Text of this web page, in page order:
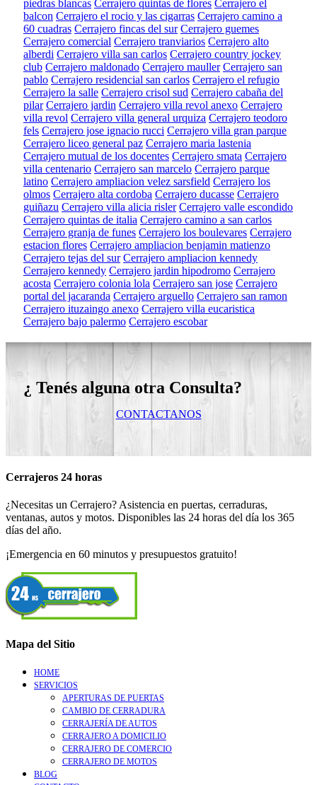
piedras blancas Cerrajero quintas de flores Cerrajero el
balcon Cerrajero el rocio y las cigarras Cerrajero camino a
60 cuadras Cerrajero fincas del sur Cerrajero guemes
Cerrajero comercial Cerrajero tranviarios Cerrajero alto
alberdi Cerrajero villa san carlos Cerrajero country jockey
club Cerrajero maldonado Cerrajero mauller Cerrajero san
pablo Cerrajero residencial san carlos Cerrajero el refugio
Cerrajero la salle Cerrajero crisol sud Cerrajero cabaña del
pilar Cerrajero jardin Cerrajero villa revol anexo Cerrajero
villa revol Cerrajero villa general urquiza Cerrajero teodoro
fels Cerrajero jose ignacio rucci Cerrajero villa gran parque
Cerrajero liceo general paz Cerrajero maria lastenia
Cerrajero mutual de los docentes Cerrajero smata Cerrajero
villa centenario Cerrajero san marcelo Cerrajero parque
latino Cerrajero ampliacion velez sarsfield Cerrajero los
olmos Cerrajero alta cordoba Cerrajero ducasse Cerrajero
guiñazu Cerrajero villa alicia risler Cerrajero valle escondido
Cerrajero quintas de italia Cerrajero camino a san carlos
Cerrajero granja de funes Cerrajero los boulevares Cerrajero
estacion flores Cerrajero ampliacion benjamin matienzo
Cerrajero tejas del sur Cerrajero ampliacion kennedy
Cerrajero kennedy Cerrajero jardin hipodromo Cerrajero
acosta Cerrajero colonia lola Cerrajero san jose Cerrajero
portal del jacaranda Cerrajero arguello Cerrajero san ramon
Cerrajero ituzaingo anexo Cerrajero villa eucaristica
Cerrajero bajo palermo Cerrajero escobar
¿ Tenés alguna otra Consulta?
CONTACTANOS
Cerrajeros 24 horas
¿Necesitas un Cerrajero? Asistencia en puertas, cerraduras,
ventanas, autos y motos. Disponibles las 24 horas del día los 365
días del año.
¡Emergencia en 60 minutos y presupuestos gratuito!
Mapa del Sitio
HOME
SERVICIOS
APERTURAS DE PUERTAS
CAMBIO DE CERRADURA
CERRAJERÍA DE AUTOS
CERRAJERO A DOMICILIO
CERRAJERO DE COMERCIO
CERRAJERO DE MOTOS
BLOG